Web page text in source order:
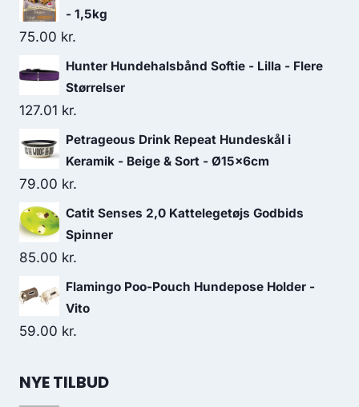
- 1,5kg
75.00 kr.
Hunter Hundehalsbånd Softie - Lilla - Flere
Størrelser
127.01 kr.
Petrageous Drink Repeat Hundeskål i
Keramik - Beige & Sort - Ø15x6cm
79.00 kr.
Catit Senses 2,0 Kattelegetøjs Godbids
Spinner
85.00 kr.
Flamingo Poo-Pouch Hundepose Holder -
Vito
59.00 kr.
NYE TILBUD